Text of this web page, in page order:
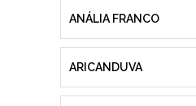
ANÁLIA FRANCO
ARICANDUVA